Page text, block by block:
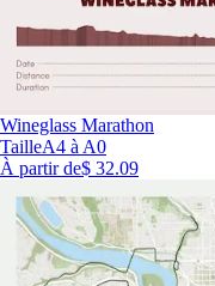
Wineglass Marathon
TailleA4 à A0
À partir de$ 32.09